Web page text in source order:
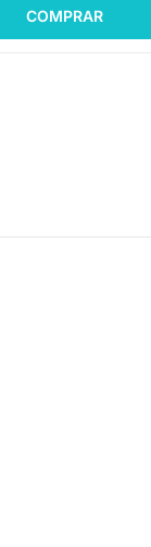
COMPRAR